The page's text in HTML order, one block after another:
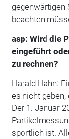
gegenwärtigen
beachten
asp: Wird die
eingeführt
zu rechnen?
Harald Hahn:
es nicht
Der 1. Januar
sportlich ist.